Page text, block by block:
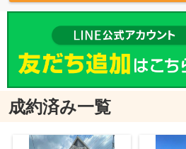
成約済み一覧